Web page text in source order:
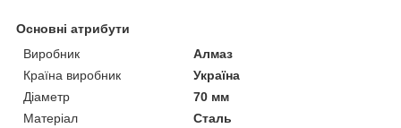
Основні атрибути
Виробник
Алмаз
Країна виробник
Україна
Діаметр
70 мм
Матеріал
Сталь